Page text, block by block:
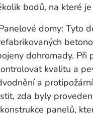
bodů, na které
domy: Tyto
dohromady. Při
kvalitu a
a
zda byly
panelů,